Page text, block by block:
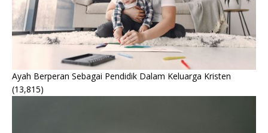
Ayah Berperan Sebagai Pendidik Dalam Keluarga Kristen
(13,815)